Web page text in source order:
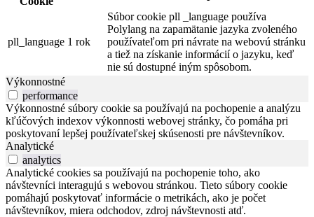
pll_language 1 rok
Súbor cookie pll _language používa
Polylang na zapamätanie jazyka zvoleného
používateľom pri návrate na webovú stránku
a tiež na získanie informácií o jazyku, keď
nie sú dostupné iným spôsobom.
Výkonnostné
performance
Výkonnostné súbory cookie sa používajú na pochopenie a analýzu
kľúčových indexov výkonnosti webovej stránky, čo pomáha pri
poskytovaní lepšej používateľskej skúsenosti pre návštevníkov.
Analytické
analytics
Analytické cookies sa používajú na pochopenie toho, ako
návštevníci interagujú s webovou stránkou. Tieto súbory cookie
pomáhajú poskytovať informácie o metrikách, ako je počet
návštevníkov, miera odchodov, zdroj návštevnosti atď.